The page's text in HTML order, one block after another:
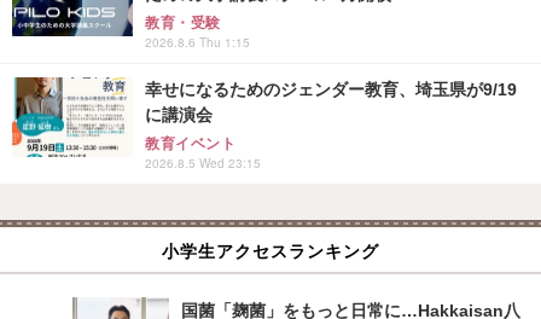
教育・受験
2026.8.6 Thu 1:15
幸せになるためのジェンダー教育、埼玉県が9/19
に講演会
教育イベント
2026.8.5 Wed 23:15
小学生アクセスランキング
国菌「麹菌」をもっと日常に…Hakkaisan八